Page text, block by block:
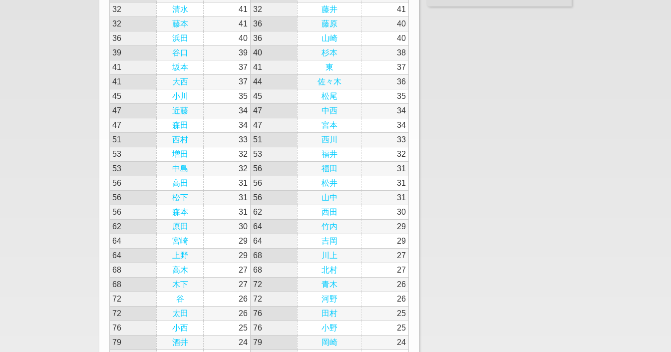
32
清水 41 32 藤井
41
32
藤本 41 36 藤原
40
36
浜田 40 36 山崎
40
39
谷口 39 40 杉本
38
41
坂本 37 41 東
37
41
大西 37 44 佐々木
36
45
小川 35 45 松尾
35
47
近藤 34 47 中西
34
47
森田 34 47 宮本
34
51
西村 33 51 西川
33
53
増田 32 53 福井
32
53
中島 32 56 福田
31
56
高田 31 56 松井
31
56
松下 31 56 山中
31
56
森本 31 62 西田
30
62
原田 30 64 竹内
29
64
宮崎 29 64 吉岡
29
64
上野 29 68 川上
27
68
高木 27 68 北村
27
68
木下 27 72 青木
26
72
谷 26 72 河野
26
72
太田 26 76 田村
25
76
小西 25 76 小野
25
79
酒井 24 79 岡崎
24